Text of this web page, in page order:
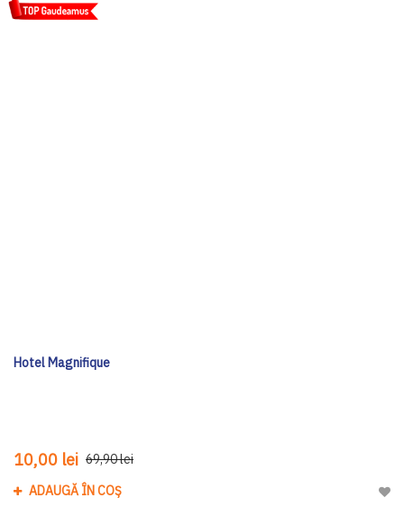
Hotel Magnifique
10,00 lei 69,90 lei
ADAUGĂ ÎN COȘ